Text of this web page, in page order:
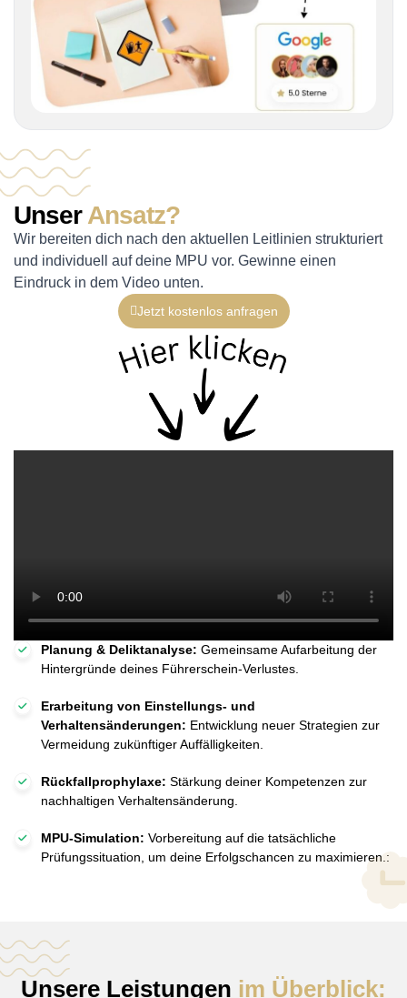
UnserAnsatz?
Wir bereiten dich nach den aktuellen Leitlinien strukturiert
und individuell auf deine MPU vor. Gewinne einen
Eindruck in dem Video unten.
Jetzt kostenlos anfragen
Planung & Deliktanalyse: Gemeinsame Aufarbeitung der
Hintergründe deines Führerschein-Verlustes.
Erarbeitung von Einstellungs- und
Verhaltensänderungen: Entwicklung neuer Strategien zur
Vermeidung zukünftiger Auffälligkeiten.
Rückfallprophylaxe: Stärkung deiner Kompetenzen zur
nachhaltigen Verhaltensänderung.
MPU-Simulation: Vorbereitung auf die tatsächliche
Prüfungssituation, um deine Erfolgschancen zu maximieren.:
Unsere Leistungen im Überblick: